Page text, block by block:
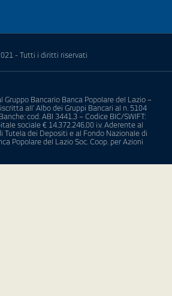
- Tutti i diritti riservati
Bancario Banca Popolare del Lazio –
all’ Albo dei Gruppi Bancari al n. 5104
cod. ABI 3441.3 – Codice BIC/SWIFT:
sociale € 14.372.246,00 i.v. Aderente al
Tutela dei Depositi e al Fondo Nazionale di
Popolare del Lazio Soc. Coop. per Azioni